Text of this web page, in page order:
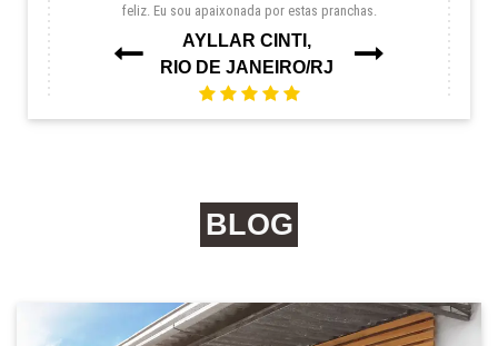
feliz. Eu sou apaixonada por estas pranchas.
NextAYLLAR CINTI,
RIO DE JANEIRO/RJ
Previous
BLOG